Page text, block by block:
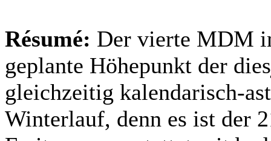
Résumé: Der vierte MDM
geplante Höhepunkt der
gleichzeitig kalendarisch-
Winterlauf, denn es ist der